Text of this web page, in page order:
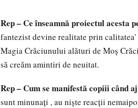
Rep – Ce înseamnă proiectul acesta
fantezist devine realitate prin
Magia Crăciunului alături de Moş
să creăm amintiri de neuitat.
Rep – Cum se manifestă copiii când
sunt minunaţi , au nişte reacţii